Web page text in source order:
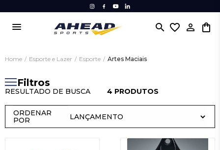
menu search favorite_border
Home / Esporte e Lazer / Esporte / Artes Maciais
RESULTADO DE BUSCA 4 PRODUTOS
Filtros